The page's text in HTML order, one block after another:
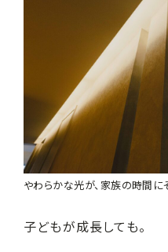
やわらかな光が、家族の時間に
子どもが成長しても。